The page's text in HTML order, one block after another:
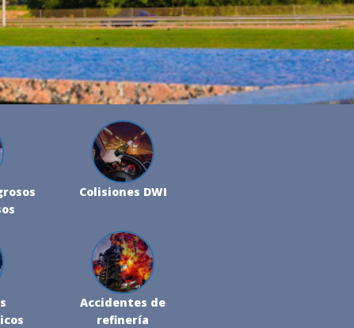
Colisiones DWI
Accidentes de
refinería